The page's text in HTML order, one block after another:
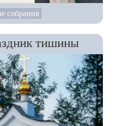
собрания
тишины